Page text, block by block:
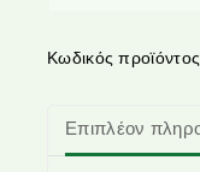
Κωδικός
Επιπλέον